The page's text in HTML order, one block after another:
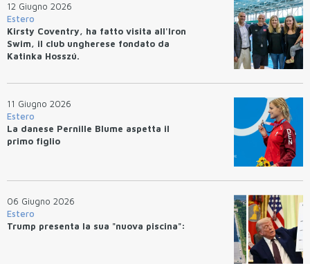
12 Giugno 2026
Estero
Kirsty Coventry, ha fatto visita all'Iron
Swim, il club ungherese fondato da
Katinka Hosszú.
11 Giugno 2026
Estero
La danese Pernille Blume aspetta il
primo figlio
06 Giugno 2026
Estero
Trump presenta la sua "nuova piscina":